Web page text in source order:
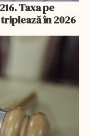
Taxa pe
în 2026